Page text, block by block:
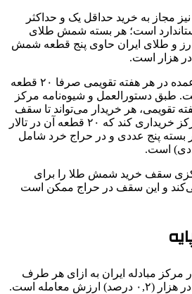
مجاز به خرید حداقل یک و حداکثر
است؛ هر بسته شمش طلای
ارز و طلای ایران حاوی پنج قطعه شمش
گفتنی است، سقف خرید عمده در هر هفته تقویمی صرفا ۲۰ قطعه
طبق دستورالعمل و شیوه‌نامه مرکز
تقویمی، هر خریدار می‌تواند تا سقف
۲۵ قطعه شمش طلا از مرکز خریداری کند که ۲۰ قطعه آن در تالار
بسته پنج عددی و در حراج خرد شامل
است.
سقف خرید شمش طلا را برای
و این سقف در حراج ممکن است
مبادله ایران به ازای هر طرف
معامله است.